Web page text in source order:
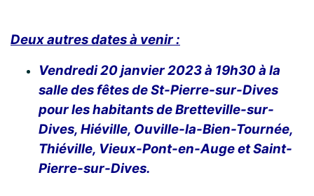
Deux autres dates à venir :
Vendredi 20 janvier 2023 à 19h30 à la
salle des fêtes de St-Pierre-sur-Dives
pour les habitants de Bretteville-sur-
Dives, Hiéville, Ouville-la-Bien-Tournée,
Thiéville, Vieux-Pont-en-Auge et Saint-
Pierre-sur-Dives.